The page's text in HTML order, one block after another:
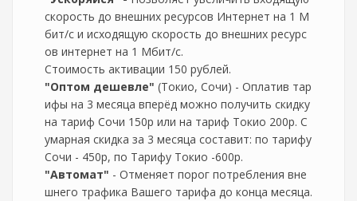
скорость до внешних ресурсов Интернет на 1 М
бит/с и исходящую скорость до внешних ресурс
ов интернет на 1 Мбит/с.
Стоимость активации 150 рублей.
"Оптом дешевле" (Токио, Сочи) - Оплатив тар
ифы на 3 месяца вперёд можно получить скидку
на тариф Сочи 150р или на тариф Токио 200р. С
умарная скидка за 3 месяца составит: по тарифу
Сочи - 450р, по Тарифу Токио -600р.
"Автомат" - Отменяет порог потребления вне
шнего трафика Вашего тарифа до конца месяца.